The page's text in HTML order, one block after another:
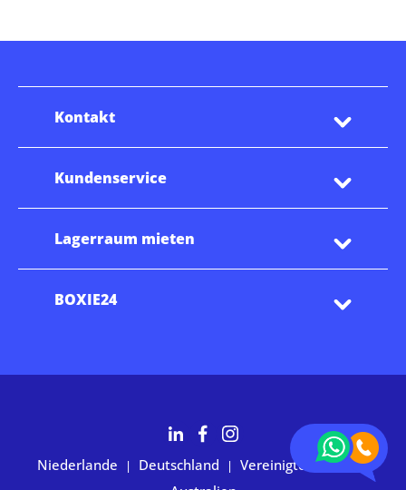
Kontakt
Kundenservice
Lagerraum mieten
BOXIE24
Niederlande | Deutschland | Vereinigte Staaten |